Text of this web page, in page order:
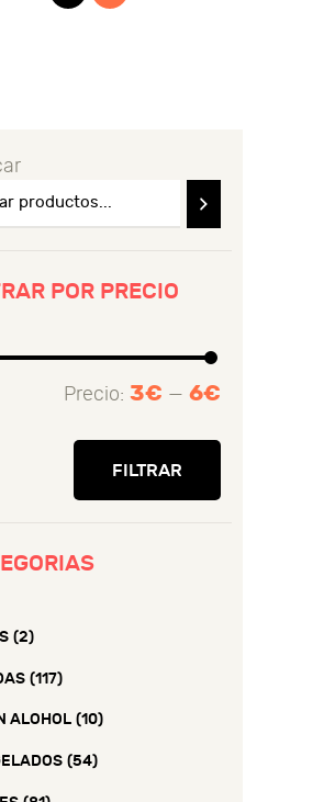
POR PRECIO
mínimo
máximo
FILTRAR
Precio:3€ —6€
(2)
(117)
ALOHOL (10)
(54)